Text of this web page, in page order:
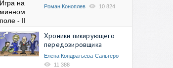
Роман Коноплев 10 824
Хроники пикирующего
передозировщика
Елена Кондратьева-Сальгеро
11 388